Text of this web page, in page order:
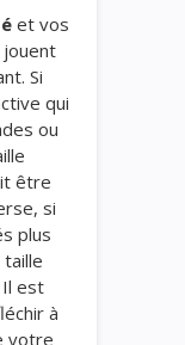
et vos
Si
qui
ou
être
si
plus
est
à
votre